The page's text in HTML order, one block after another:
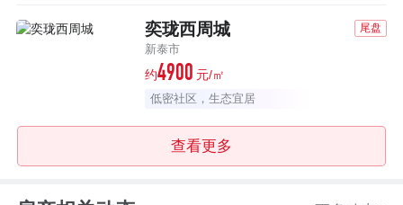
奕珑西周城 尾盘
新泰市
约4900 元/㎡
低密社区，生态宜居
查看更多